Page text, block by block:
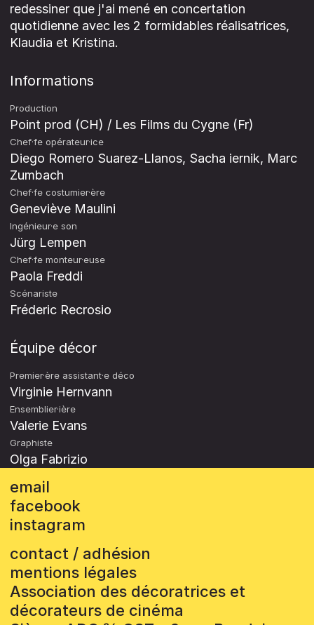
redessiner que j'ai mené en concertation
quotidienne avec les 2 formidables réalisatrices,
Klaudia et Kristina.
Informations
Production
Point prod (CH) / Les Films du Cygne (Fr)
Chef·fe opérateur·ice
Diego Romero Suarez-Llanos, Sacha iernik, Marc
Zumbach
Chef·fe costumier·ère
Geneviève Maulini
Ingénieur·e son
Jürg Lempen
Chef·fe monteur·euse
Paola Freddi
Scénariste
Fréderic Recrosio
Équipe décor
Premier·ère assistant·e déco
Virginie Hernvann
Ensemblier·ière
Valerie Evans
Graphiste
Olga Fabrizio
email
facebook
instagram
contact / adhésion
mentions légales
Association des décoratrices et
décorateurs de cinéma